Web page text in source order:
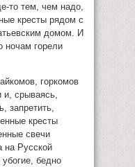
то тем, чем надо,
кресты рядом с
домом. И
ночам горели
горкомов
и, срываясь,
запретить,
кресты
свечи
на Русской
убогие, бедно